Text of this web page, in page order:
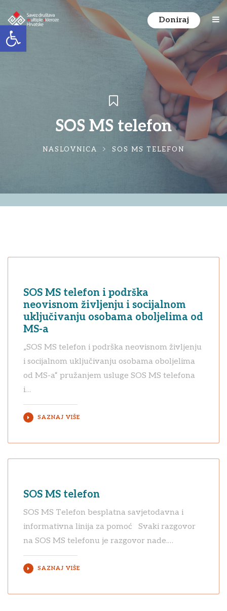
Open toolbar
Doniraj
SOS MS telefon
NASLOVNICA SOS MS TELEFON
SOS MS telefon i podrška
neovisnom življenju i socijalnom
uključivanju osobama oboljelima od
MS-a
„SOS MS telefon i podrška neovisnom življenju
i socijalnom uključivanju osobama oboljelima
od MS-a“ pružanjem usluge SOS MS telefona
i…
SAZNAJ VIŠE
SOS MS telefon
SOS MS Telefon besplatna savjetodavna i
informativna linija za pomoć Svaki razgovor
na SOS MS telefonu je razgovor nade.…
SAZNAJ VIŠE